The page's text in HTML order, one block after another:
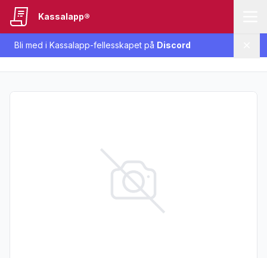
Bli med i Kassalapp-fellesskapet på Discord
Kassalapp®